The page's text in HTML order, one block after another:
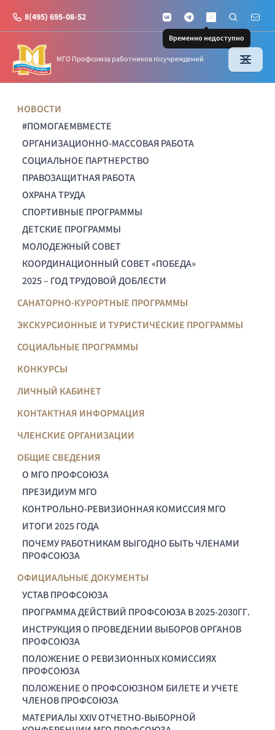
8(495) 695-08-52 VKontakteTelegramMAX
Временно недоступно
Поиск по
Почта
МГО Профсоюза работников госучреждений
НОВОСТИ
#ПОМОГАЕМВМЕСТЕ
ОРГАНИЗАЦИОННО-МАССОВАЯ РАБОТА
СОЦИАЛЬНОЕ ПАРТНЕРСТВО
ПРАВОЗАЩИТНАЯ РАБОТА
ОХРАНА ТРУДА
СПОРТИВНЫЕ ПРОГРАММЫ
ДЕТСКИЕ ПРОГРАММЫ
МОЛОДЕЖНЫЙ СОВЕТ
КООРДИНАЦИОННЫЙ СОВЕТ «ПОБЕДА»
2025 – ГОД ТРУДОВОЙ ДОБЛЕСТИ
САНАТОРНО-КУРОРТНЫЕ ПРОГРАММЫ
ЭКСКУРСИОННЫЕ И ТУРИСТИЧЕСКИЕ ПРОГРАММЫ
СОЦИАЛЬНЫЕ ПРОГРАММЫ
КОНКУРСЫ
ЛИЧНЫЙ КАБИНЕТ
КОНТАКТНАЯ ИНФОРМАЦИЯ
ЧЛЕНСКИЕ ОРГАНИЗАЦИИ
ОБЩИЕ СВЕДЕНИЯ
О МГО ПРОФСОЮЗА
ПРЕЗИДИУМ МГО
КОНТРОЛЬНО-РЕВИЗИОННАЯ КОМИССИЯ МГО
ИТОГИ 2025 ГОДА
ПОЧЕМУ РАБОТНИКАМ ВЫГОДНО БЫТЬ ЧЛЕНАМИ
ПРОФСОЮЗА
ОФИЦИАЛЬНЫЕ ДОКУМЕНТЫ
УСТАВ ПРОФСОЮЗА
ПРОГРАММА ДЕЙСТВИЙ ПРОФСОЮЗА В 2025-2030ГГ.
ИНСТРУКЦИЯ О ПРОВЕДЕНИИ ВЫБОРОВ ОРГАНОВ
ПРОФСОЮЗА
ПОЛОЖЕНИЕ О РЕВИЗИОННЫХ КОМИССИЯХ
ПРОФСОЮЗА
ПОЛОЖЕНИЕ О ПРОФСОЮЗНОМ БИЛЕТЕ И УЧЕТЕ
ЧЛЕНОВ ПРОФСОЮЗА
МАТЕРИАЛЫ XXIV ОТЧЕТНО-ВЫБОРНОЙ